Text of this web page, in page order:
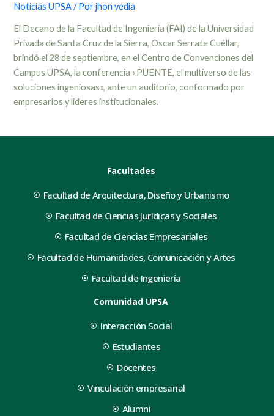
Noticias UPSA/ Porjhon vedia
El Decano de la Facultad de Ingeniería (FAI) de la Universidad
Privada de Santa Cruz de la Sierra, Oscar Serrate Cuéllar,
brindó el 28 de septiembre, en el Centro de Convenciones del
Campus UPSA, la conferencia «PUENTE, el multiverso de las
soluciones ingeniosas», ante un auditorio, conformado por
empresarios y líderes institucionales.
Facultades
Facultad de Arquitectura, Diseño y Urbanismo
Facultad de Ciencias Jurídicas y Sociales
Facultad de Ciencias Empresariales
Facultad de Humanidades, Comunicación y Artes
Facultad de Ingeniería
Comunidad UPSA
Interacción Social
Estudiantes
Docentes
Vinculación empresarial
Alumni